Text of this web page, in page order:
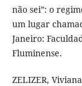
não sei”: o
um lugar
Janeiro:
Fluminense.
ZELIZER,